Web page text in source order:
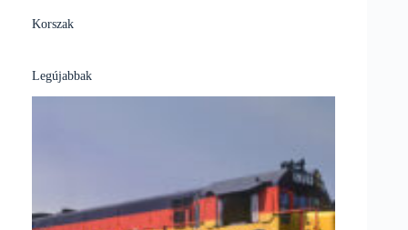
Korszak
Legújabbak